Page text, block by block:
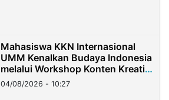
Mahasiswa KKN Internasional
UMM Kenalkan Budaya Indonesia
melalui Workshop Konten Kreatif
di Taiwan
04/08/2026 - 10:27